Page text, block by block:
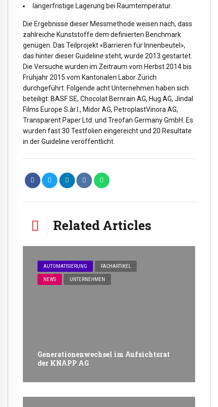
längerfristige Lagerung bei Raumtemperatur.
Die Ergebnisse dieser Messmethode weisen nach, dass
zahlreiche Kunststoffe dem definierten Benchmark
genügen. Das Teilprojekt «Barrieren für Innenbeutel»,
das hinter dieser Guideline steht, wurde 2013 gestartet.
Die Versuche wurden im Zeitraum vom Herbst 2014 bis
Frühjahr 2015 vom Kantonalen Labor Zürich
durchgeführt. Folgende acht Unternehmen haben sich
beteiligt: BASF SE, Chocolat Bernrain AG, Hug AG, Jindal
Films Europe S.àr.l., Midor AG, PetroplastVinora AG,
Transparent Paper Ltd. und Treofan Germany GmbH. Es
wurden fast 30 Testfolien eingereicht und 20 Resultate
in der Guideline veröffentlicht.
Related Articles
AUTOMATISIERUNG FACHARTIKEL
NEWS UNTERNEHMEN
Generationenwechsel im Aufsichtsrat
der KNAPP AG